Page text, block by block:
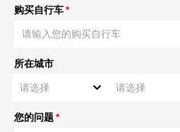
购买自行车*
所在城市
您的问题*